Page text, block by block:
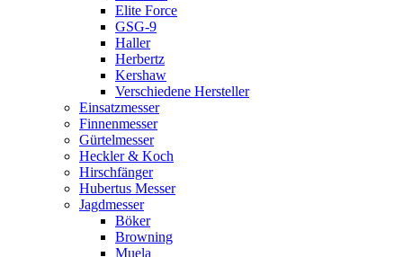
Elite Force
GSG-9
Haller
Herbertz
Kershaw
Verschiedene Hersteller
Einsatzmesser
Finnenmesser
Gürtelmesser
Heckler & Koch
Hirschfänger
Hubertus Messer
Jagdmesser
Böker
Browning
Muela